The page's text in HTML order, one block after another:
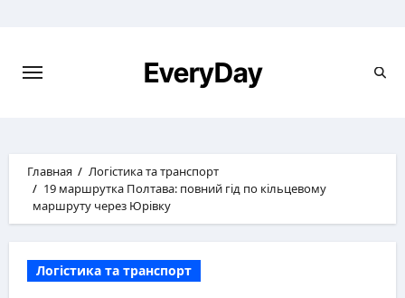
EveryDay
Главная
Логістика та транспорт
19 маршрутка Полтава: повний гід по кільцевому
маршруту через Юрівку
Логістика та транспорт